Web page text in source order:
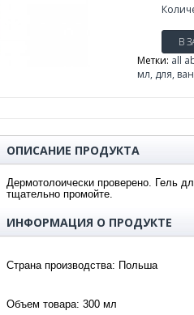
В
Метки: all
мл, для,
ОПИСАНИЕ ПРОДУКТА
Дермотолоически проверено. Гель
тщательно промойте.
ИНФОРМАЦИЯ О ПРОДУКТЕ
Страна производства: Польша
Объем товара: 300 мл